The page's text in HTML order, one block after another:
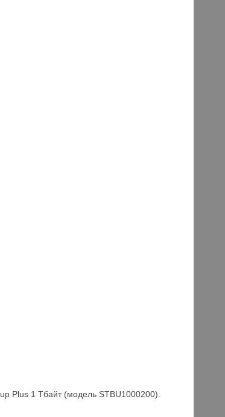
Plus 1 Тбайт (модель STBU1000200).